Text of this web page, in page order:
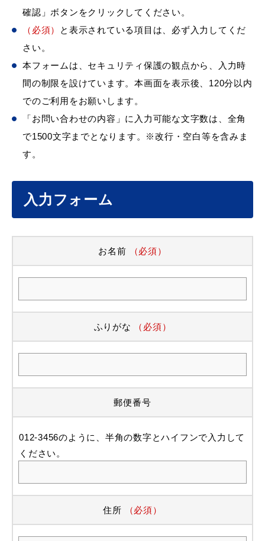
確認」ボタンをクリックしてください。
（必須）
と表示されている項目は、必ず入力してくだ
さい。
本フォームは、セキュリティ保護の観点から、入力時
間の制限を設けています。本画面を表示後、120分以内
でのご利用をお願いします。
「お問い合わせの内容」に入力可能な文字数は、全角
で1500文字までとなります。※改行・空白等を含みま
す。
入力フォーム
お名前 （必須）
ふりがな （必須）
郵便番号
012-3456のように、半角の数字とハイフンで入力して
ください。
住所 （必須）